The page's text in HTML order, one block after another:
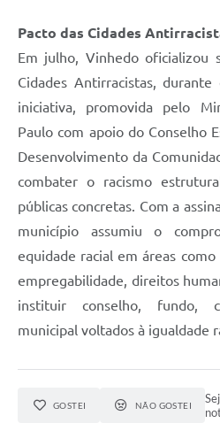
Pacto das Cidades
Em julho, Vinhedo oficializou
Cidades Antirracistas,
iniciativa, promovida pelo
Paulo com apoio do Conselho
Desenvolvimento da
combater o racismo
públicas concretas. Com a
município assumiu o
equidade racial em áreas como
empregabilidade, direitos
instituir conselho, fundo,
municipal voltados à igualdade
GOSTEI NÃO GOSTEI